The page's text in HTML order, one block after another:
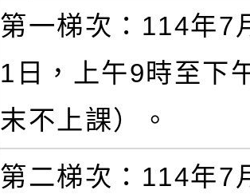
第一梯次：114年7
1日，上午9時至下
末不上課）。
第二梯次：114年7